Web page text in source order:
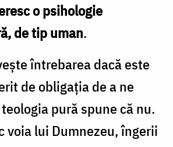
o psihologie
de tip uman.
întrebarea dacă este
de obligaţia de a ne
pură spune că nu.
voia lui Dumnezeu, îngerii